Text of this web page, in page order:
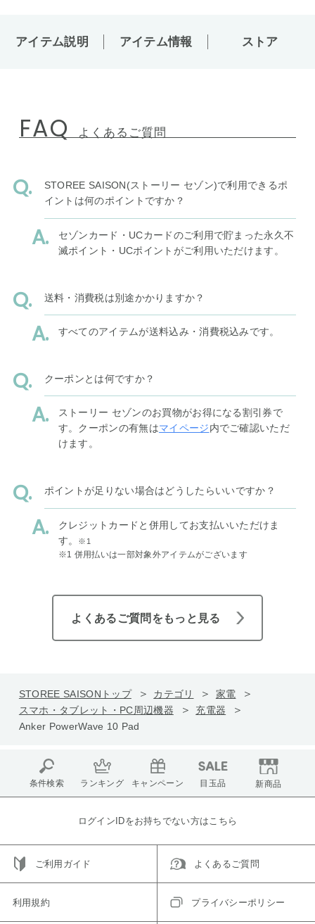
アイテム説明 アイテム情報 ストア
FAQ よくあるご質問
STOREE SAISON(ストーリー セゾン)で利用できるポ
イントは何のポイントですか？
セゾンカード・UCカードのご利用で貯まった永久不
滅ポイント・UCポイントがご利用いただけます。
送料・消費税は別途かかりますか？
すべてのアイテムが送料込み・消費税込みです。
クーポンとは何ですか？
ストーリー セゾンのお買物がお得になる割引券で
す。クーポンの有無はマイページ内でご確認いただ
けます。
ポイントが足りない場合はどうしたらいいですか？
クレジットカードと併用してお支払いいただけま
す。
※1
※1 併用払いは一部対象外アイテムがございます
よくあるご質問をもっと見る
STOREE SAISONトップ カテゴリ
家電
スマホ・タブレット・PC周辺機器
充電器
Anker PowerWave 10 Pad
条件検索 ランキング キャンペーン 目玉品 新商品
ログインIDをお持ちでない方はこちら
ご利用ガイド よくあるご質問
利用規約 プライバシーポリシー